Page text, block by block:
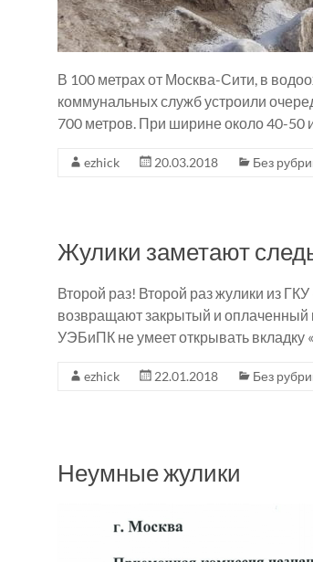
В 100 метрах от Москва-Сити, в
коммунальных служб устроили
700 метров. При ширине около 40-50
ezhick 20.03.2018 Без
Жулики заметают
Второй раз! Второй раз жулики из
возвращают закрытый и оплаченный
УЭБиПК не умеет открывать вкладку
ezhick 22.01.2018 Без
Неумные жулики